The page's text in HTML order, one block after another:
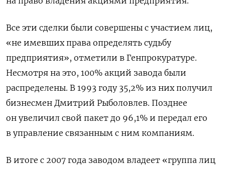
Все эти сделки были совершены с участием лиц,
«не имевших права определять судьбу
предприятия», отметили в Генпрокуратуре.
Несмотря на это, 100% акций завода были
распределены. В 1993 году 35,2% из них получил
бизнесмен Дмитрий Рыболовлев. Позднее
он увеличил свой пакет до 96,1% и передал его
в управление связанным с ним компаниям.
В итоге с 2007 года заводом владеет «группа лиц